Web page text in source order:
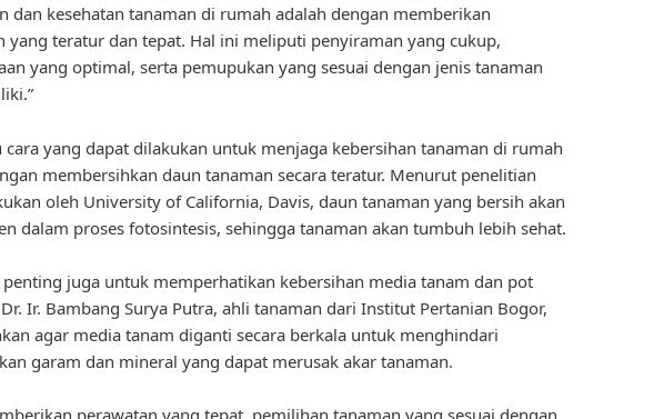
dan kesehatan tanaman di rumah adalah dengan memberikan
yang teratur dan tepat. Hal ini meliputi penyiraman yang cukup,
yang optimal, serta pemupukan yang sesuai dengan jenis tanaman
cara yang dapat dilakukan untuk menjaga kebersihan tanaman di rumah
membersihkan daun tanaman secara teratur. Menurut penelitian
oleh University of California, Davis, daun tanaman yang bersih akan
dalam proses fotosintesis, sehingga tanaman akan tumbuh lebih sehat.
penting juga untuk memperhatikan kebersihan media tanam dan pot
Ir. Bambang Surya Putra, ahli tanaman dari Institut Pertanian Bogor,
agar media tanam diganti secara berkala untuk menghindari
garam dan mineral yang dapat merusak akar tanaman.